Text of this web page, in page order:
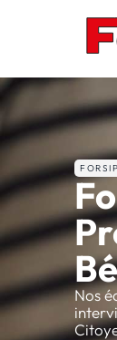
Nos